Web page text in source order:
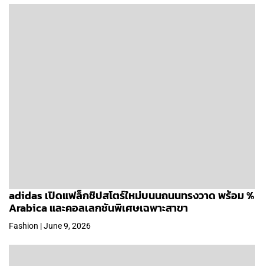
adidas เปิดแฟล็กชิปสโตร์ใหม่บนนถนนทรงวาด พร้อม %
Arabica และคอลเลกชันพิเศษเฉพาะสาขา
Fashion | June 9, 2026